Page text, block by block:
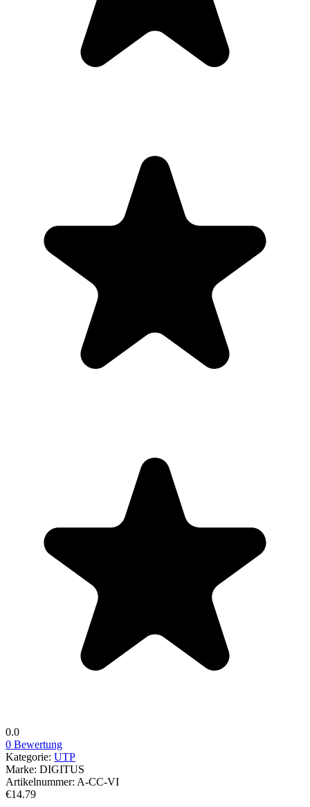
0.0
0 Bewertung
Kategorie: UTP
Marke: DIGITUS
Artikelnummer: A-CC-VI
€14.79